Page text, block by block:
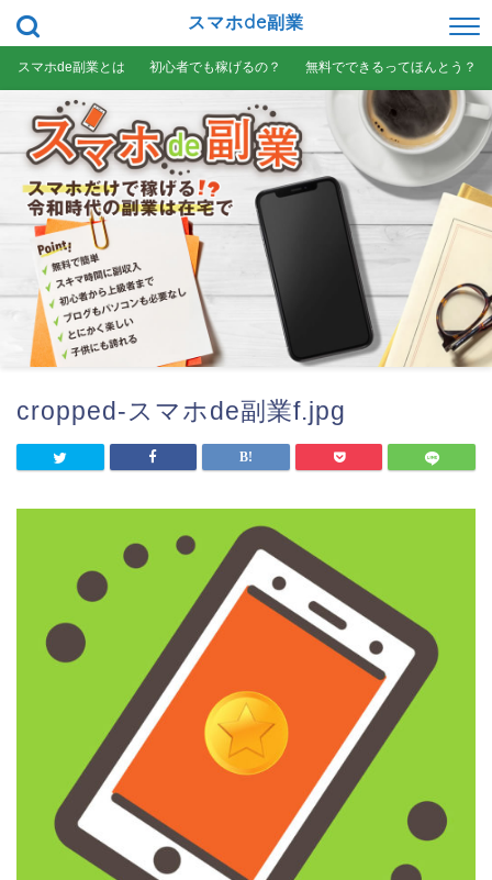
スマホde副業
スマホde副業とは 初心者でも稼げるの？ 無料でできるってほんとう？
cropped-スマホde副業f.jpg